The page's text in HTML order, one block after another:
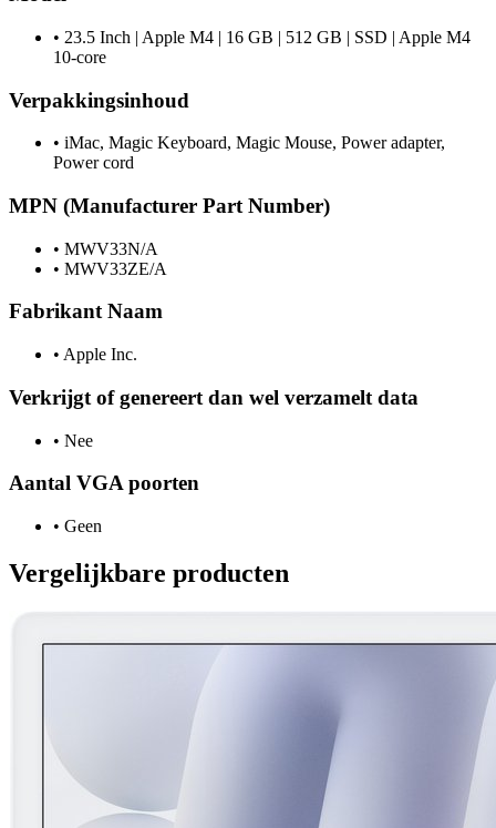
• 23.5 Inch | Apple M4 | 16 GB | 512 GB | SSD | Apple M4
10-core
Verpakkingsinhoud
• iMac, Magic Keyboard, Magic Mouse, Power adapter,
Power cord
MPN (Manufacturer Part Number)
• MWV33N/A
• MWV33ZE/A
Fabrikant Naam
• Apple Inc.
Verkrijgt of genereert dan wel verzamelt data
• Nee
Aantal VGA poorten
• Geen
Vergelijkbare producten